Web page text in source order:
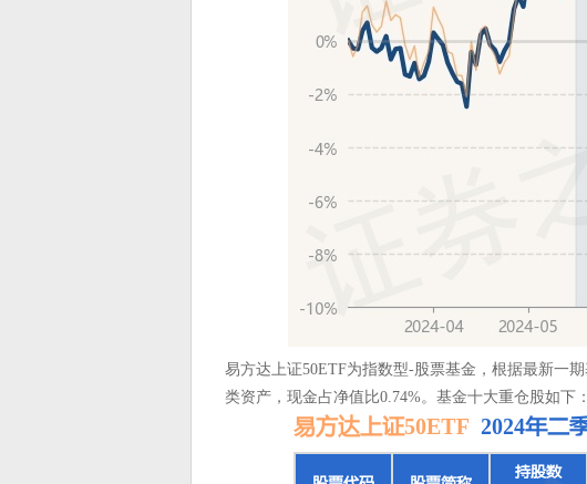
易方达上证50ETF为指数型-股票基金，根据最新一
类资产，现金占净值比0.74%。基金十大重仓股如下：